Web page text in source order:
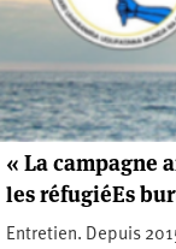
« La campagne
les réfugiéEs
Entretien. Depuis